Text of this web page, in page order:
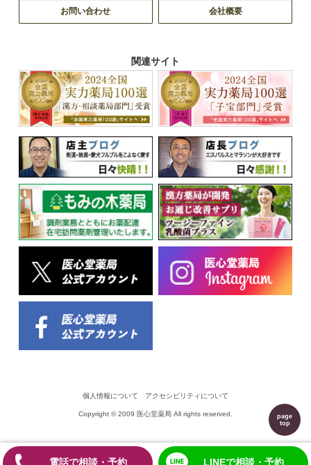
お問い合わせ 会社概要
関連サイト
個人情報について アクセシビリティについて
Copyright © 2009 医心堂薬局 All rights reserved.
page
top
電話で相談・予約 LINEで相談・予約